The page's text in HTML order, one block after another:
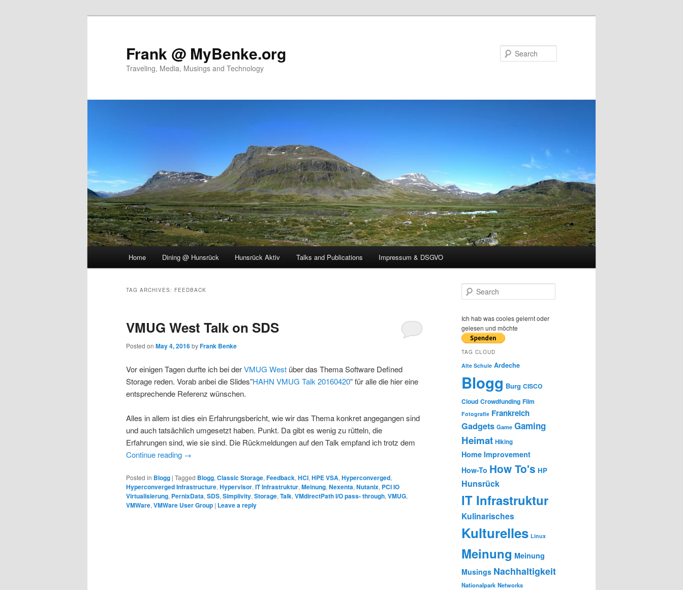
Frank @ MyBenke.org
Traveling, Media, Musings and Technology
Home Dining @ Hunsrück Hunsrück Aktiv Talks and Publications Impressum & DSGVO
TAG ARCHIVES: FEEDBACK
VMUG West Talk on SDS
Posted on May 4, 2016byFrank Benke
Vor einigen Tagen durfte ich bei derVMUG West über das Thema Software Defined
Storage reden. Vorab anbei die Slides”HAHN VMUG Talk 20160420” für alle die hier eine
entsprechende Referenz wünschen.
Alles in allem ist dies ein Erfahrungsbericht, wie wir das Thema konkret angegangen sind
und auch tatsächlich umgesetzt haben. Punkt. Da gibt es wenig zu rütteln, die
Erfahrungen sind, wie sie sind. Die Rückmeldungen auf den Talk empfand ich trotz dem
Continue reading →
Posted in Blogg | Tagged Blogg, Classic Storage, Feedback, HCI, HPE VSA, Hyperconverged,
Hyperconverged Infrastructure, Hypervisor, IT Infrastruktur, Meinung, Nexenta, Nutanix, PCI IO
Virtualisierung, PernixData, SDS, Simplivity, Storage, Talk, VMdirectPath I/O pass- through, VMUG,
VMWare, VMWare User Group | Leave a reply
e
r
c
h
Ich hab was cooles gelernt oder
gelesen und möchte
TAG CLOUD
Alte Schule Ardeche
Blogg Burg CISCO
Cloud Crowdfunding Film
Fotografie Frankreich
Gadgets Game Gaming
Heimat Hiking
Home Improvement
How-To How To's HP
Hunsrück
IT Infrastruktur
Kulinarisches
Kulturelles Linux
Meinung Meinung
Musings Nachhaltigkeit
Nationalpark Networks